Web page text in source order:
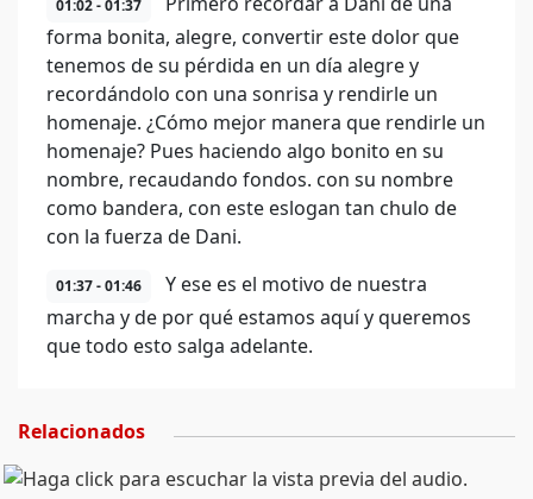
01:02 - 01:37
forma bonita, alegre, convertir este dolor que
tenemos de su pérdida en un día alegre y
recordándolo con una sonrisa y rendirle un
homenaje. ¿Cómo mejor manera que rendirle un
homenaje? Pues haciendo algo bonito en su
nombre, recaudando fondos. con su nombre
como bandera, con este eslogan tan chulo de
con la fuerza de Dani.
01:37 - 01:46
Y ese es el motivo de nuestra
marcha y de por qué estamos aquí y queremos
que todo esto salga adelante.
Relacionados